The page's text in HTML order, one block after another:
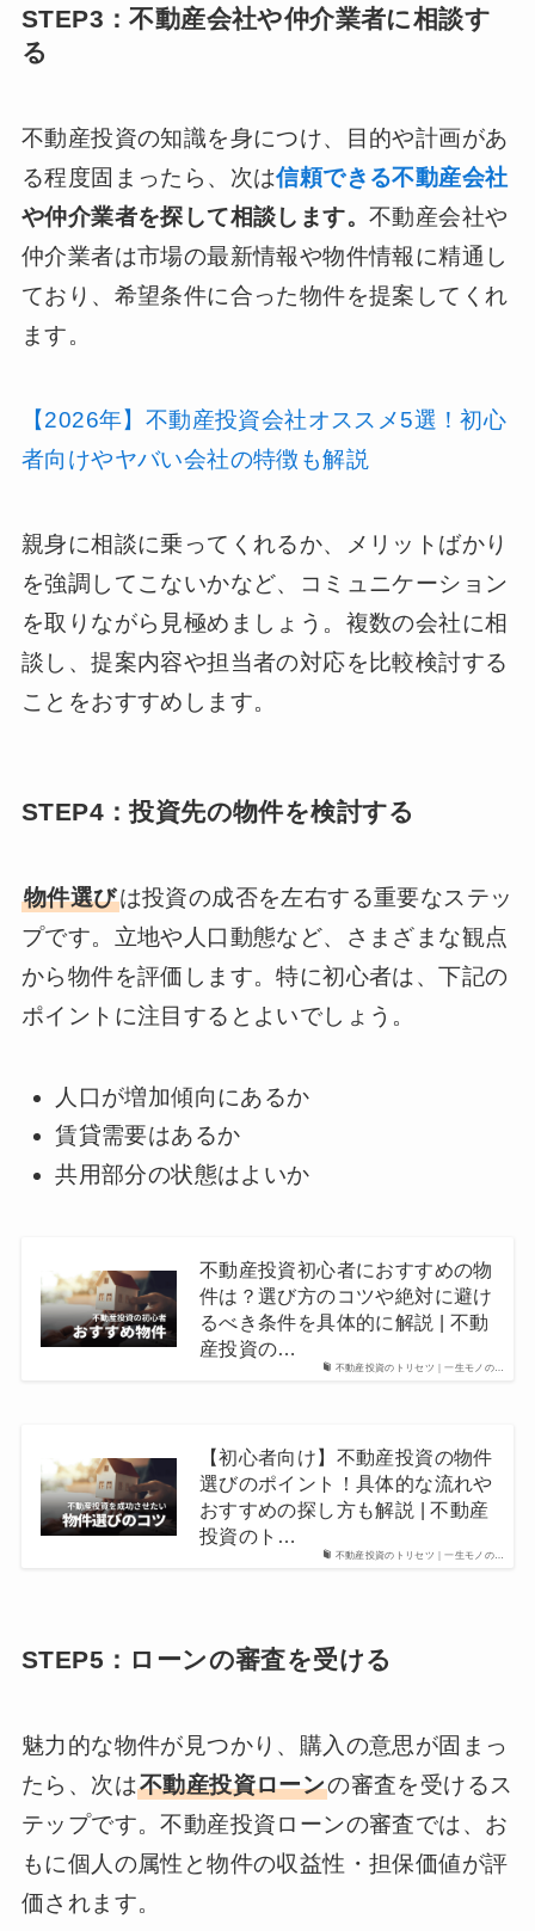
STEP3：不動産会社や仲介業者に相談す
る
不動産投資の知識を身につけ、目的や計画があ
る程度固まったら、次は信頼できる不動産会社
や仲介業者を探して相談します。 不動産会社や
仲介業者は市場の最新情報や物件情報に精通し
ており、希望条件に合った物件を提案してくれ
ます。
【2026年】不動産投資会社オススメ5選！初心
者向けやヤバい会社の特徴も解説
親身に相談に乗ってくれるか、メリットばかり
を強調してこないかなど、コミュニケーション
を取りながら見極めましょう。複数の会社に相
談し、提案内容や担当者の対応を比較検討する
ことをおすすめします。
STEP4：投資先の物件を検討する
物件選びは投資の成否を左右する重要なステッ
プです。立地や人口動態など、さまざまな観点
から物件を評価します。特に初心者は、下記の
ポイントに注目するとよいでしょう。
人口が増加傾向にあるか
賃貸需要はあるか
共用部分の状態はよいか
不動産投資のトリセツ｜一生モノの…
不動産投資初心者におすすめの物
件は？選び方のコツや絶対に避け
るべき条件を具体的に解説 | 不動
産投資の…
不動産投資のトリセツ｜一生モノの…
【初心者向け】不動産投資の物件
選びのポイント！具体的な流れや
おすすめの探し方も解説 | 不動産
投資のト…
STEP5：ローンの審査を受ける
魅力的な物件が見つかり、購入の意思が固まっ
たら、次は不動産投資ローンの審査を受けるス
テップです。不動産投資ローンの審査では、お
もに個人の属性と物件の収益性・担保価値が評
価されます。